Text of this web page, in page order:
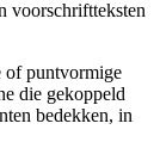
voorschriftteksten
of puntvormige
die gekoppeld
bedekken, in